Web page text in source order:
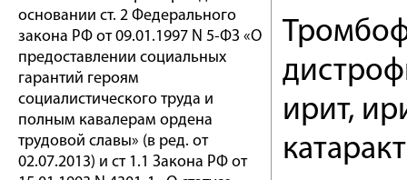
основании ст. 2 Федерального
закона РФ от 09.01.1997 N 5-ФЗ «О
предоставлении социальных
гарантий героям
социалистического труда и
полным кавалерам ордена
трудовой славы» (в ред. от
02.07.2013) и ст 1.1 Закона РФ от
ирит,